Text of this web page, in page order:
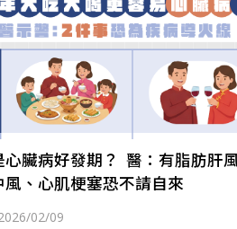
心臟病好發期？ 醫：有脂肪肝
風、心肌梗塞恐不請自來
02/09